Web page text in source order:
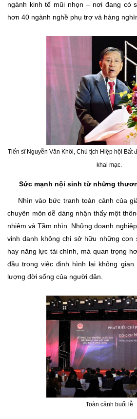
ngành kinh tế mũi nhọn – nơi đang có
hơn 40 ngành nghề phụ trợ và hàng
Tiến sĩ Nguyễn Văn Khôi, Chủ tịch Hiệp hội Bất
khai mạc.
Sức mạnh nội sinh từ những
​Nhìn vào bức tranh toàn cảnh của
chuyên môn dễ dàng nhận thấy một
nhiệm và Tầm nhìn. Những doanh
vinh danh không chỉ sở hữu những
hay năng lực tài chính, mà quan trọng
đầu trong việc định hình lại không
lượng đời sống của người dân.
Toàn cảnh buổi lễ